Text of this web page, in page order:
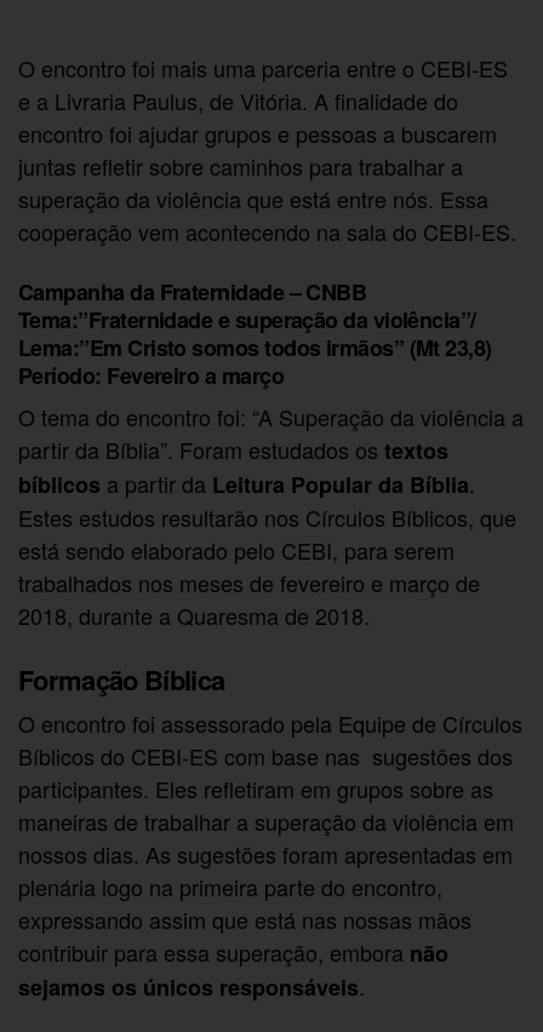
O encontro foi mais uma parceria entre o CEBI-ES
e a Livraria Paulus, de Vitória. A finalidade do
encontro foi ajudar grupos e pessoas a buscarem
juntas refletir sobre caminhos para trabalhar a
superação da violência que está entre nós. Essa
cooperação vem acontecendo na sala do CEBI-ES.
Campanha da Fraternidade – CNBB
Tema:”Fraternidade e superação da violência”/
Lema:”Em Cristo somos todos irmãos” (Mt 23,8)
Período: Fevereiro a março
O tema do encontro foi: “A Superação da violência a
partir da Bíblia”. Foram estudados ostextos
bíblicos a partir da Leitura Popular da Bíblia.
Estes estudos resultarão nos Círculos Bíblicos, que
está sendo elaborado pelo CEBI, para serem
trabalhados nos meses de fevereiro e março de
2018, durante a Quaresma de 2018.
Formação Bíblica
O encontro foi assessorado pela Equipe de Círculos
Bíblicos do CEBI-ES com base nas sugestões dos
participantes. Eles refletiram em grupos sobre as
maneiras de trabalhar a superação da violência em
nossos dias. As sugestões foram apresentadas em
plenária logo na primeira parte do encontro,
expressando assim que está nas nossas mãos
contribuir para essa superação, embora não
sejamos os únicos responsáveis.